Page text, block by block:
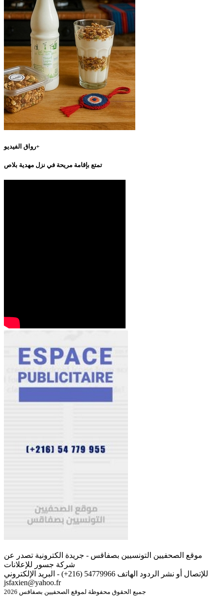
رواق الفيديو+
تمتع بإقامة مريحة في نزل مهدية بلاص
موقع الصحفيين التونسيين بصفاقس - جريدة الكترونية تصدر عن
شركة جسور للإعلانات
للإتصال أو نشر الردود الهاتف 54779966 (216+) - البريد الإلكتروني
jsfaxien@yahoo.fr
جميع الحقوق محفوظة لموقع الصحفيين بصفاقس 2026